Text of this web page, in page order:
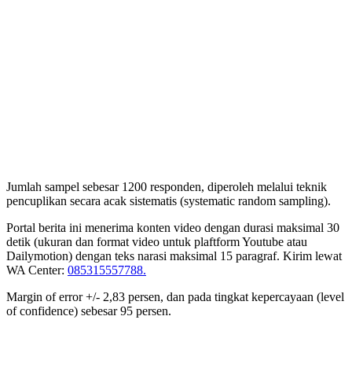
Jumlah sampel sebesar 1200 responden, diperoleh melalui teknik
pencuplikan secara acak sistematis (systematic random sampling).
Portal berita ini menerima konten video dengan durasi maksimal 30
detik (ukuran dan format video untuk plaftform Youtube atau
Dailymotion) dengan teks narasi maksimal 15 paragraf. Kirim lewat
WA Center: 085315557788.
Margin of error +/- 2,83 persen, dan pada tingkat kepercayaan (level
of confidence) sebesar 95 persen.